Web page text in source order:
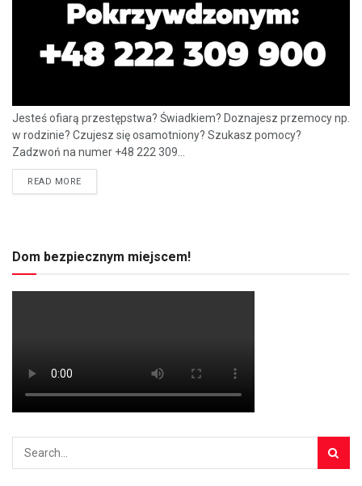
Jesteś ofiarą przestępstwa? Świadkiem? Doznajesz przemocy np.
w rodzinie? Czujesz się osamotniony? Szukasz pomocy?
Zadzwoń na numer +48 222 309...
READ MORE
Dom bezpiecznym miejscem!